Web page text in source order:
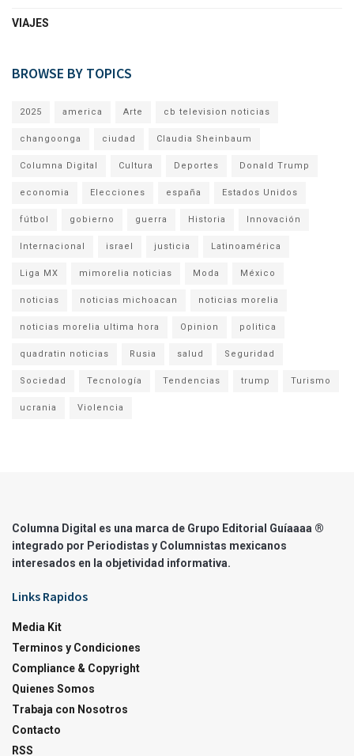
VIAJES
BROWSE BY TOPICS
2025 america Arte cb television noticias
changoonga ciudad Claudia Sheinbaum
Columna Digital Cultura Deportes Donald Trump
economia Elecciones españa Estados Unidos
fútbol gobierno guerra Historia Innovación
Internacional israel justicia Latinoamérica
Liga MX mimorelia noticias Moda México
noticias noticias michoacan noticias morelia
noticias morelia ultima hora Opinion politica
quadratin noticias Rusia salud Seguridad
Sociedad Tecnología Tendencias trump Turismo
ucrania Violencia
Columna Digital es una marca de Grupo Editorial Guíaaaa ®
integrado por Periodistas y Columnistas mexicanos
interesados en la objetividad informativa.
Links Rapidos
Media Kit
Terminos y Condiciones
Compliance & Copyright
Quienes Somos
Trabaja con Nosotros
Contacto
RSS